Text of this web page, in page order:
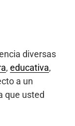
diversas
, educativa,
a un
que usted